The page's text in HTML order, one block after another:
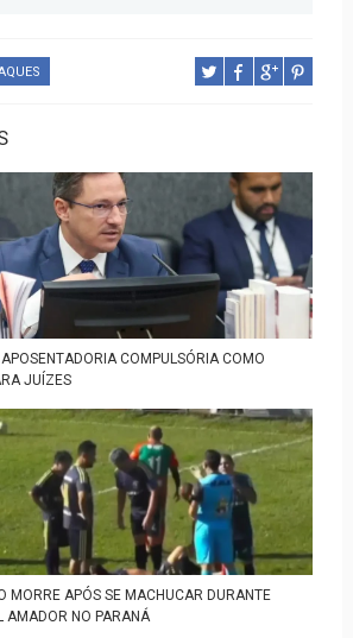
COMPULSÓRIA COMO
JUÍZES
MORRE APÓS SE MACHUCAR DURANTE
AMADOR NO PARANÁ